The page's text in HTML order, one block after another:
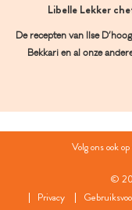
Libelle Lekker
De recepten van Ilse
Bekkari en al onze
Volg ons ook
©
Privacy